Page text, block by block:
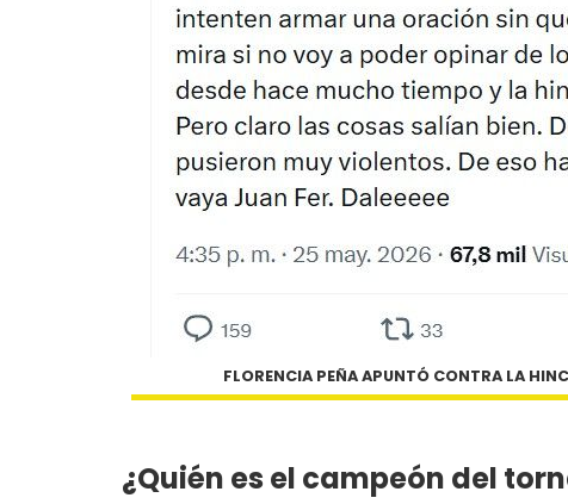
FLORENCIA PEÑA APUNTÓ CONTRA LA
¿Quién es el campeón del